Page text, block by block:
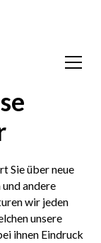
Sie über neue
andere
wir jeden
unsere
ihnen Eindruck